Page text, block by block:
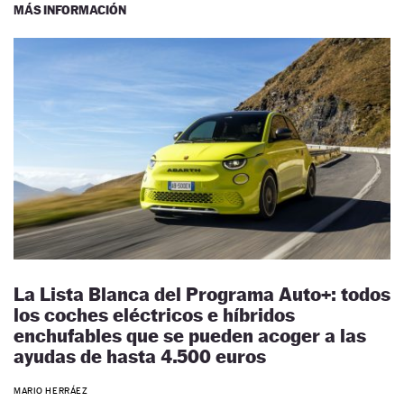
MÁS INFORMACIÓN
La Lista Blanca del Programa Auto+: todos
los coches eléctricos e híbridos
enchufables que se pueden acoger a las
ayudas de hasta 4.500 euros
MARIO HERRÁEZ